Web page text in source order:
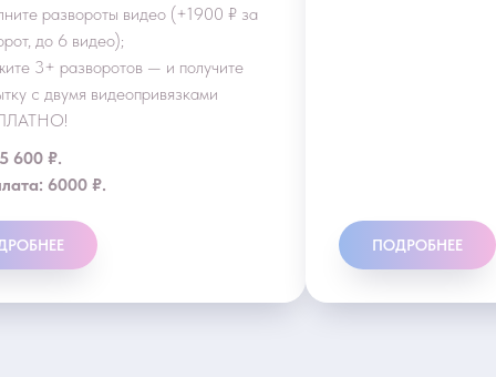
развороты видео (+1900 ₽ за
до 6 видео);
3+ разворотов — и получите
с двумя видеопривязками
600 ₽.
6000 ₽.
ПОДРОБНЕЕ